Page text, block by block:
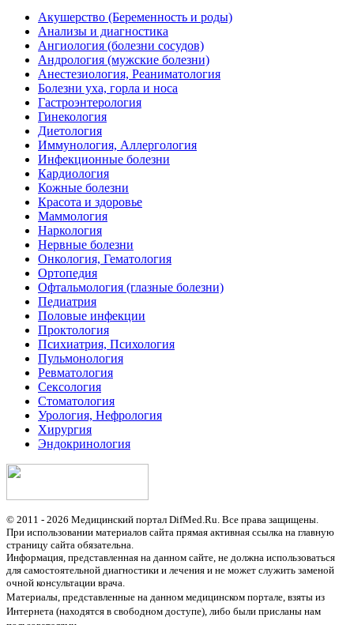
Акушерство (Беременность и роды)
Анализы и диагностика
Ангиология (болезни сосудов)
Андрология (мужские болезни)
Анестезиология, Реаниматология
Болезни уха, горла и носа
Гастроэнтерология
Гинекология
Диетология
Иммунология, Аллергология
Инфекционные болезни
Кардиология
Кожные болезни
Красота и здоровье
Маммология
Наркология
Нервные болезни
Онкология, Гематология
Ортопедия
Офтальмология (глазные болезни)
Педиатрия
Половые инфекции
Проктология
Психиатрия, Психология
Пульмонология
Ревматология
Сексология
Стоматология
Урология, Нефрология
Хирургия
Эндокринология
© 2011 - 2026 Медицинский портал DifMed.Ru. Все права защищены.
При использовании материалов сайта прямая активная ссылка на главную
страницу сайта обязательна.
Информация, представленная на данном сайте, не должна использоваться
для самостоятельной диагностики и лечения и не может служить заменой
очной консультации врача.
Материалы, представленные на данном медицинском портале, взяты из
Интернета (находятся в свободном доступе), либо были присланы нам